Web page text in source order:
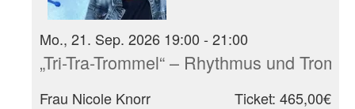
Mo., 21. Sep. 2026 19:00 - 21:00
„Tri-Tra-Trommel“ – Rhythmus und
Frau Nicole Knorr
Ticket: 465,00€